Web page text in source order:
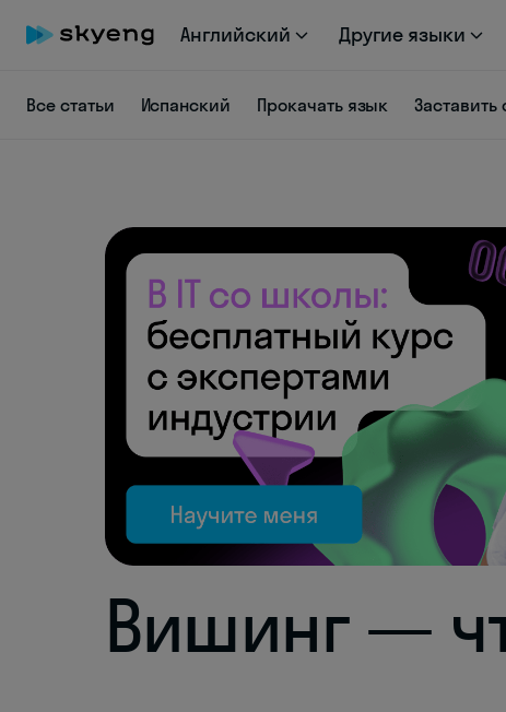
Английский Другие языки
Все статьи Испанский Прокачать язык Заставить
Вишинг —